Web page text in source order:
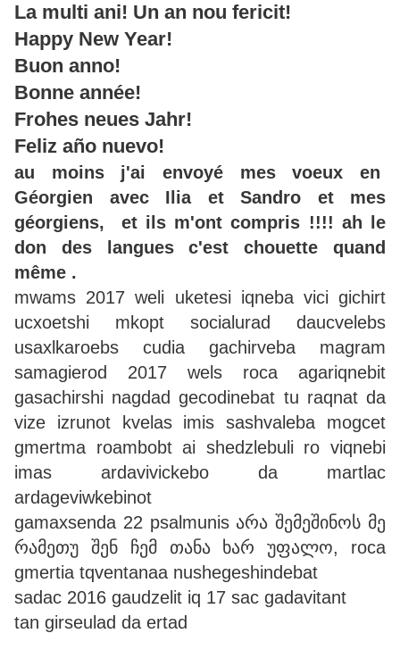
La multi ani! Un an nou fericit!
Happy New Year!
Buon anno!
Bonne année!
Frohes neues Jahr!
Feliz año nuevo!
au moins j'ai envoyé mes voeux en
Géorgien avec Ilia et Sandro et mes
géorgiens, et ils m'ont compris !!!! ah le
don des langues c'est chouette quand
même .
mwams 2017 weli uketesi iqneba vici gichirt
ucxoetshi mkopt socialurad daucvelebs
usaxlkaroebs cudia gachirveba magram
samagierod 2017 wels roca agariqnebit
gasachirshi nagdad gecodinebat tu raqnat da
vize izrunot kvelas imis sashvaleba mogcet
gmertma roambobt ai shedzlebuli ro viqnebi
imas ardavivickebo da martlac
ardageviwkebinot
gamaxsenda 22 psalmunis არა შემეშინოს მე
რამეთუ შენ ჩემ თანა ხარ უფალო, roca
gmertia tqventanaa nushegeshindebat
sadac 2016 gaudzelit iq 17 sac gadavitant
tan girseulad da ertad